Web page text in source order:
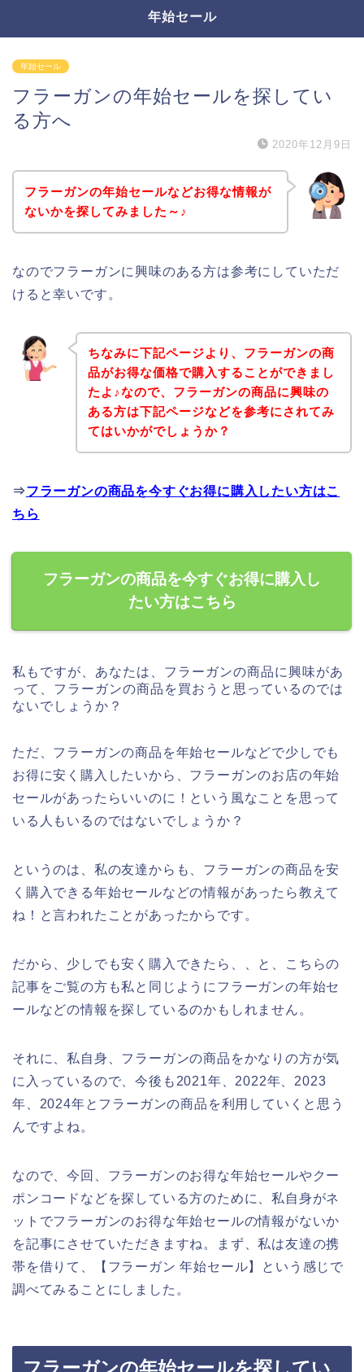
年始セール
年始セール
フラーガンの年始セールを探してい
る方へ
2020年12月9日
フラーガンの年始セールなどお得な情報が
ないかを探してみました～♪
なのでフラーガンに興味のある方は参考にしていただ
けると幸いです。
ちなみに下記ページより、フラーガンの商
品がお得な価格で購入することができまし
たよ♪なので、フラーガンの商品に興味の
ある方は下記ページなどを参考にされてみ
てはいかがでしょうか？
⇒フラーガンの商品を今すぐお得に購入したい方はこ
ちら
フラーガンの商品を今すぐお得に購入し
たい方はこちら
私もですが、あなたは、フラーガンの商品に興味があ
って、フラーガンの商品を買おうと思っているのでは
ないでしょうか？
ただ、フラーガンの商品を年始セールなどで少しでも
お得に安く購入したいから、フラーガンのお店の年始
セールがあったらいいのに！という風なことを思って
いる人もいるのではないでしょうか？
というのは、私の友達からも、フラーガンの商品を安
く購入できる年始セールなどの情報があったら教えて
ね！と言われたことがあったからです。
だから、少しでも安く購入できたら、、と、こちらの
記事をご覧の方も私と同じようにフラーガンの年始セ
ールなどの情報を探しているのかもしれません。
それに、私自身、フラーガンの商品をかなりの方が気
に入っているので、今後も2021年、2022年、2023
年、2024年とフラーガンの商品を利用していくと思う
んですよね。
なので、今回、フラーガンのお得な年始セールやクー
ポンコードなどを探している方のために、私自身がネ
ットでフラーガンのお得な年始セールの情報がないか
を記事にさせていただきますね。まず、私は友達の携
帯を借りて、【フラーガン 年始セール】という感じで
調べてみることにしました。
フラーガンの年始セールを探してい